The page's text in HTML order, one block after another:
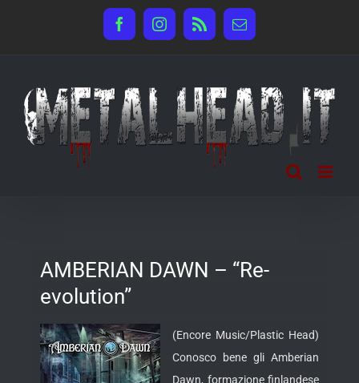
FacebookInstagram
Rss Email
AMBERIAN DAWN – “Re-
evolution”
(Encore Music/Plastic Head)
Conosco bene gli Amberian
Dawn, formazione finlandese